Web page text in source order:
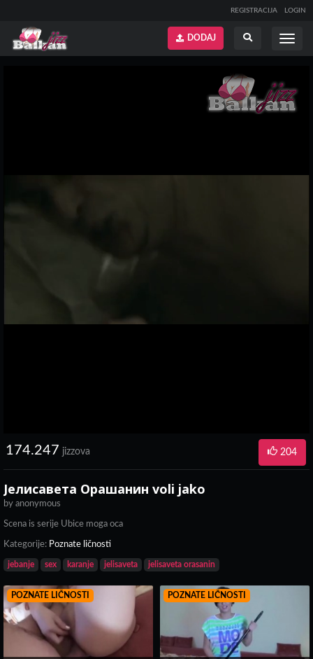
REGISTRACIJA LOGIN
Prikaži
DODAJ
174.247 jizzova 204
Јелисавета Орашанин voli jako
by anonymous
Scena is serije Ubice moga oca
Kategorije: Poznate ličnosti
jebanje sex karanje jelisaveta jelisaveta orasanin
POZNATE LIČNOSTI POZNATE LIČNOSTI